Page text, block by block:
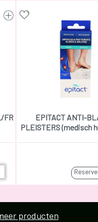
FR
EPITACT ANTI-
PLEISTERS (medisch
producten